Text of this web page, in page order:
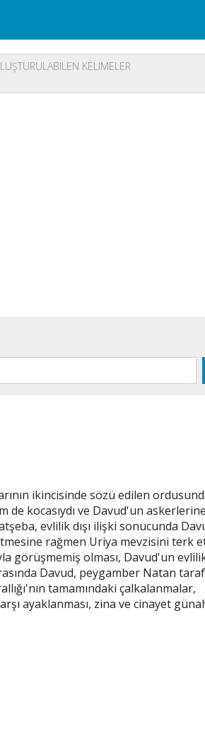
KELIMELER
de kocasıydı ve Davud'un askerlerine
evlilik dışı ilişki sonucunda
rağmen Uriya mevzisini terk
görüşmemiş olması, Davud'un evlilik
Davud, peygamber Natan
tamamındaki çalkalanmalar,
ayaklanması, zina ve cinayet